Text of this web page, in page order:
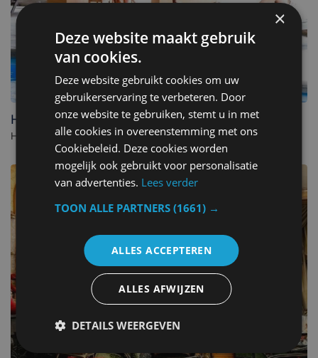
Hotel Donny
Hotel à De Panne. - Belgique
×
Deze website maakt gebruik
van cookies.
Deze website gebruikt cookies om uw
gebruikerservaring te verbeteren. Door
onze website te gebruiken, stemt u in met
alle cookies in overeenstemming met ons
Cookiebeleid. Deze cookies worden
mogelijk ook gebruikt voor personalisatie
van advertenties. Lees verder
TOON ALLE PARTNERS(1661) →
ALLES ACCEPTEREN
ALLES AFWIJZEN
DETAILS WEERGEVEN